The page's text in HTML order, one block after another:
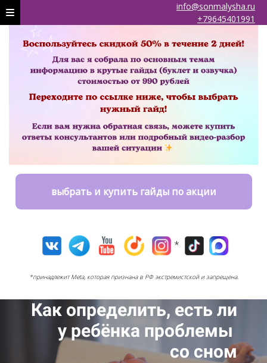
info@sonmalysha.ru
+79645401991
выбрать и купить гайды по акции
*
*принадлежит Meta, которая признана в РФ экстремистской и запрещена.
Как определить, есть ли
у ребёнка проблемы
со сном